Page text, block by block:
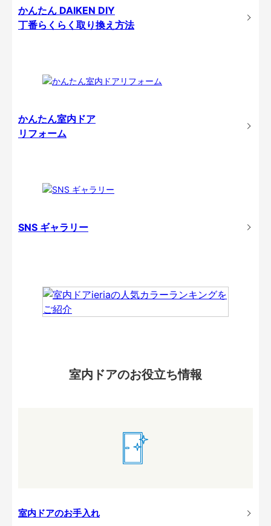
かんたん DAIKEN DIY
丁番らくらく取り換え方法
かんたん室内ドア
リフォーム
SNS ギャラリー
室内ドアのお役立ち情報
室内ドアのお手入れ